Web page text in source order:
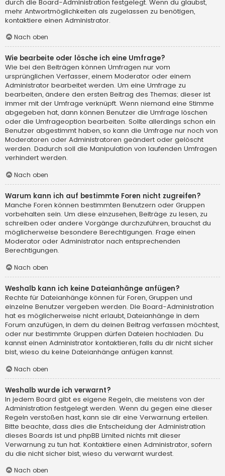
durch die Board-Administration festgelegt. Wenn du glaubst,
mehr Antwortmöglichkeiten als zugelassen zu benötigen,
kontaktiere einen Administrator.
Nach oben
Wie bearbeite oder lösche ich eine Umfrage?
Wie bei den Beiträgen können Umfragen nur vom
ursprünglichen Verfasser, einem Moderator oder einem
Administrator bearbeitet werden. Um eine Umfrage zu
bearbeiten, ändere den ersten Beitrag des Themas; dieser ist
immer mit der Umfrage verknüpft. Wenn niemand eine Stimme
abgegeben hat, dann können Benutzer die Umfrage löschen
oder die Umfrageoption bearbeiten. Sollte allerdings schon ein
Benutzer abgestimmt haben, so kann die Umfrage nur noch von
Moderatoren oder Administratoren geändert oder gelöscht
werden. Dadurch soll die Manipulation von laufenden Umfragen
verhindert werden.
Nach oben
Warum kann ich auf bestimmte Foren nicht zugreifen?
Manche Foren können bestimmten Benutzern oder Gruppen
vorbehalten sein. Um diese einzusehen, Beiträge zu lesen, zu
schreiben oder andere Vorgänge durchzuführen, brauchst du
möglicherweise besondere Berechtigungen. Frage einen
Moderator oder Administrator nach entsprechenden
Berechtigungen.
Nach oben
Weshalb kann ich keine Dateianhänge anfügen?
Rechte für Dateianhänge können für Foren, Gruppen und
einzelne Benutzer vergeben werden. Die Board-Administration
hat es möglicherweise nicht erlaubt, Dateianhänge in dem
Forum anzufügen, in dem du deinen Beitrag verfassen möchtest,
oder nur bestimmte Gruppen dürfen Dateien hochladen. Du
kannst einen Administrator kontaktieren, falls du dir nicht sicher
bist, wieso du keine Dateianhänge anfügen kannst.
Nach oben
Weshalb wurde ich verwarnt?
In jedem Board gibt es eigene Regeln, die meistens von der
Administration festgelegt werden. Wenn du gegen eine dieser
Regeln verstoßen hast, kann sie dir eine Verwarnung erteilen.
Bitte beachte, dass dies die Entscheidung der Administration
dieses Boards ist und phpBB Limited nichts mit dieser
Verwarnung zu tun hat. Kontaktiere einen Administrator, sofern
du die nicht sicher bist, wieso du verwarnt wurdest.
Nach oben